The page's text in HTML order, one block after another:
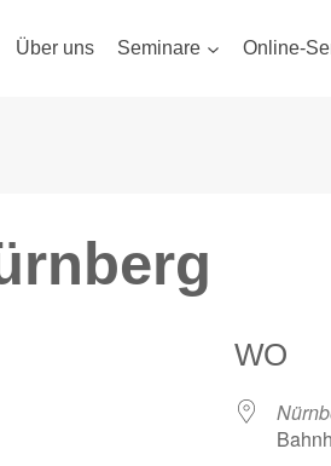
Über uns Seminare Online-
WO